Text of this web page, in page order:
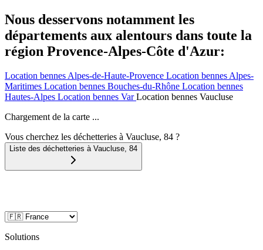
Nous desservons notamment les
départements aux alentours dans toute la
région Provence-Alpes-Côte d'Azur:
Location bennesAlpes-de-Haute-Provence Location bennesAlpes-
Maritimes Location bennes Bouches-du-Rhône Location bennes
Hautes-Alpes Location bennes Var Location bennes Vaucluse
Chargement de la carte ...
Vous cherchez les déchetteries à Vaucluse, 84 ?
Liste des déchetteries à Vaucluse, 84
Solutions